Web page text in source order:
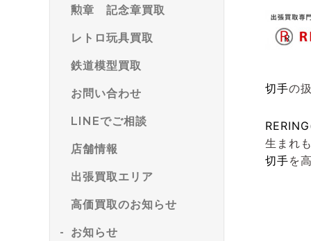
勲章 記念章買取
レトロ玩具買取
鉄道模型買取
お問い合わせ
LINEでご相談
店舗情報
出張買取エリア
高価買取のお知らせ
お知らせ
切手の
生まれ
切手を